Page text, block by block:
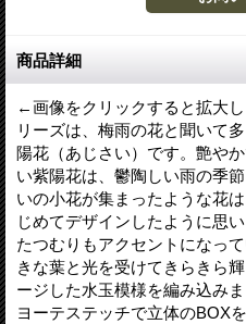
商品詳細
←画像をクリックすると拡大
リーズは、梅雨の花と聞いて
陽花（あじさい）です。艶や
い紫陽花は、鬱陶しい雨の季
いの小花が集まったような花
じめてデザインしたように思
たつむりもアクセントになっ
きな葉と光を受けてきらきら
ージした水玉模様を編み込み
ヨーテステッチで立体のBOX